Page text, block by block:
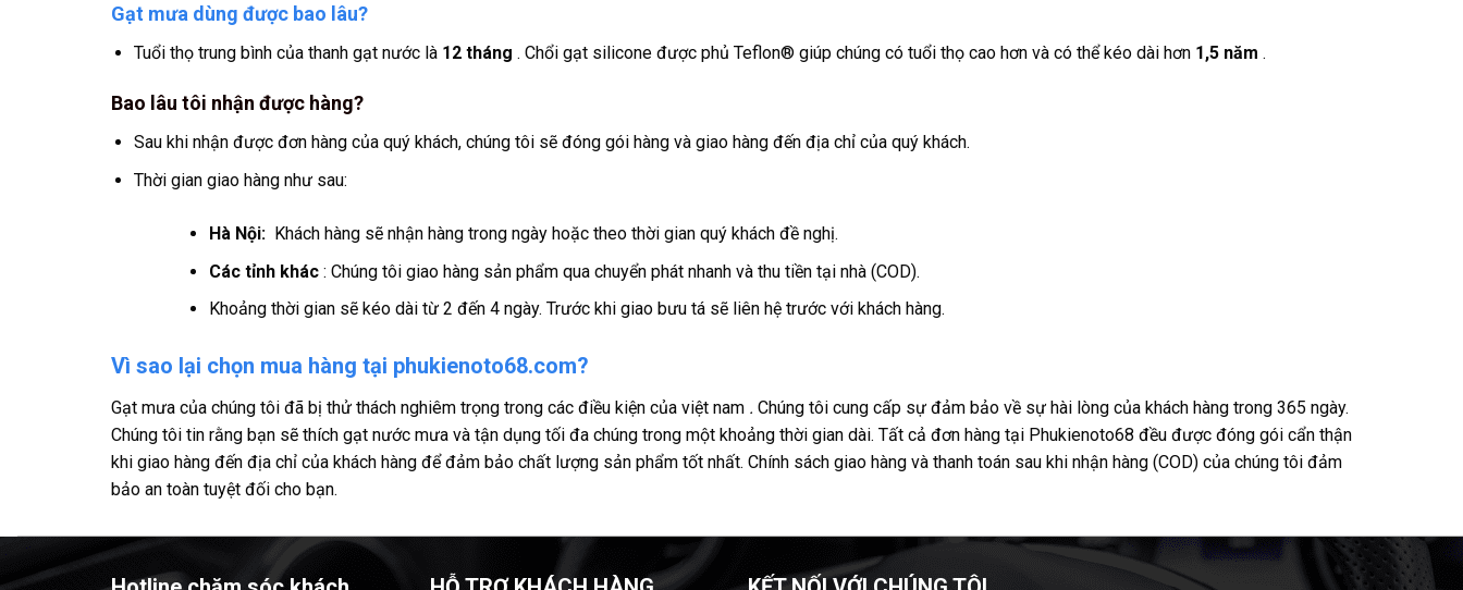
Gạt mưa dùng được bao lâu?
Tuổi thọ trung bình của thanh gạt nước là 12 tháng . Chổi gạt silicone được phủ Teflon® giúp chúng có tuổi thọ cao hơn và có thể kéo dài hơn 1,5 năm .
Bao lâu tôi nhận được hàng?
Sau khi nhận được đơn hàng của quý khách, chúng tôi sẽ đóng gói hàng và giao hàng đến địa chỉ của quý khách.
Thời gian giao hàng như sau:
Hà Nội:Khách hàng sẽ nhận hàng trong ngày hoặc theo thời gian quý khách đề nghị.
Các tỉnh khác: Chúng tôi giao hàng sản phẩm qua chuyển phát nhanh và thu tiền tại nhà (COD).
Khoảng thời gian sẽ kéo dài từ 2 đến 4 ngày. Trước khi giao bưu tá sẽ liên hệ trước với khách hàng.
Vì sao lại chọn mua hàng tại phukienoto68.com?
Gạt mưa của chúng tôi đã bị thử thách nghiêm trọng trong các điều kiện của việt nam . Chúng tôi cung cấp sự đảm bảo về sự hài lòng của khách hàng trong 365 ngày.
Chúng tôi tin rằng bạn sẽ thích gạt nước mưa và tận dụng tối đa chúng trong một khoảng thời gian dài. Tất cả đơn hàng tại Phukienoto68 đều được đóng gói cẩn thận
khi giao hàng đến địa chỉ của khách hàng để đảm bảo chất lượng sản phẩm tốt nhất. Chính sách giao hàng và thanh toán sau khi nhận hàng (COD) của chúng tôi đảm
bảo an toàn tuyệt đối cho bạn.